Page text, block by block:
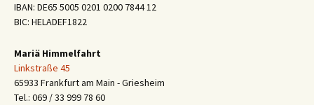
IBAN: DE65 5005 0201 0200 7844 12
BIC: HELADEF1822
Mariä Himmelfahrt
Linkstraße 45
65933 Frankfurt am Main - Griesheim
Tel.: 069 / 33 999 78 60